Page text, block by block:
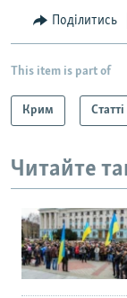
Поділитись
This item is part of
Крим Статті
Читайте